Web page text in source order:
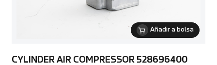
Añadir a bolsa
CYLINDER AIR COMPRESSOR 528696400